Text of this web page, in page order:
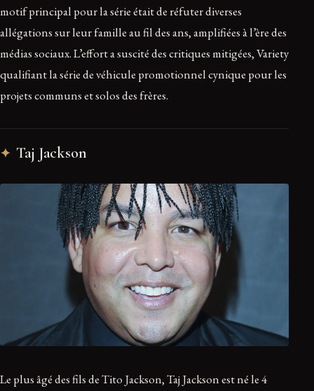
motif principal pour la série était de réfuter diverses
allégations sur leur famille au fil des ans, amplifiées à l’ère des
médias sociaux. L’effort a suscité des critiques mitigées, Variety
qualifiant la série de véhicule promotionnel cynique pour les
projets communs et solos des frères.
Taj Jackson
Le plus âgé des fils de Tito Jackson, Taj Jackson est né le 4